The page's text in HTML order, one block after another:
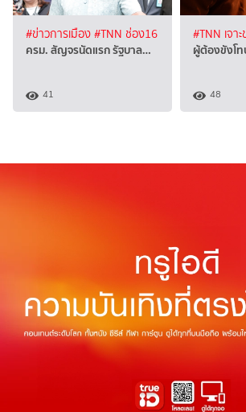
#ข่าวการเมือง#TNN ช่อง16
ครม. สัญจรนัดแรก รัฐบาล…
41
#TNN เจา
ผู้ต้องขังโท
48